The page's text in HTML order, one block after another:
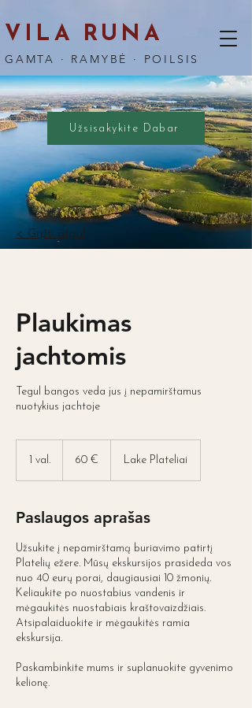
VILA RUNA
GAMTA · RAMYBĖ · POILSIS
Plaukimas
jachtomis
Tegul bangos veda jus į nepamirštamus
1 val. 60 € Lake Plateliai
Paslaugos aprašas
Užsukite į nepamirštamą buriavimo patirtį
Platelių ežere. Mūsų ekskursijos prasideda vos
nuo 40 eurų porai, daugiausiai 10 žmonių.
Keliaukite po nuostabius vandenis ir
mėgaukitės nuostabiais kraštovaizdžiais.
Atsipalaiduokite ir mėgaukitės ramia
ekskursija.
Paskambinkite mums ir suplanuokite gyvenimo
kelionę.
Užsisakykite Dabar
< Grįžti atgal